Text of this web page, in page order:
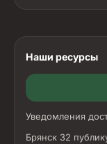
Наши ресурсы
Уведомления
Брянск 32